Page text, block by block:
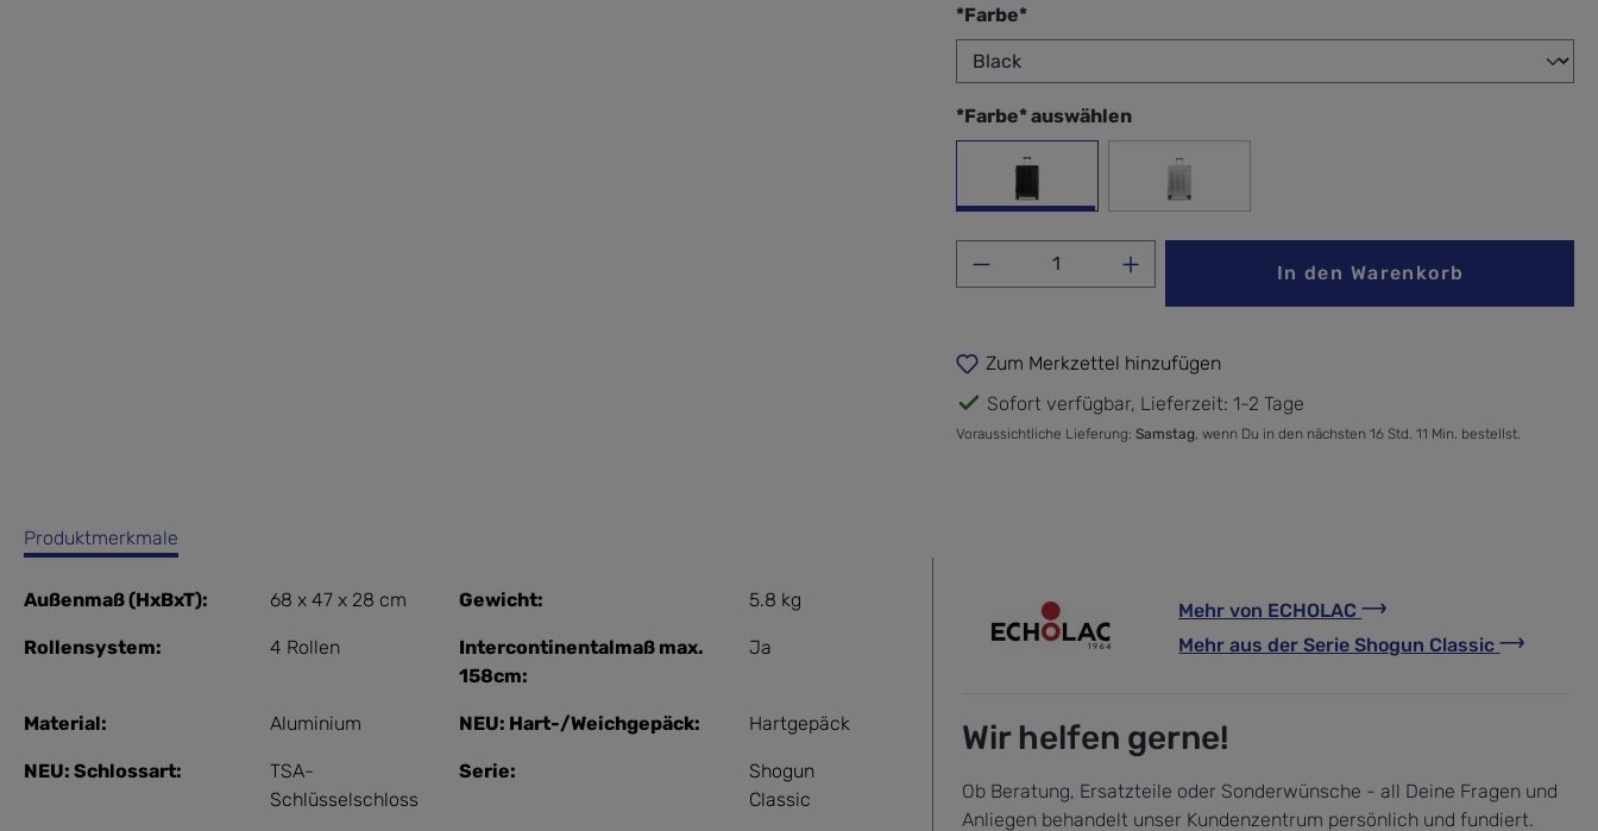
*Farbe*auswählen
*Farbe* auswählen
Produkt Anzahl: Gib den gewünschten Wert ein
In den Warenkorb
Zum Merkzettel hinzufügen
Sofort verfügbar, Lieferzeit: 1-2 Tage
Voraussichtliche Lieferung: Samstag , wenn Du in den nächsten 16 Std. 11 Min. bestellst.
Produktmerkmale
Außenmaß (HxBxT): 68 x 47 x 28 cm Gewicht: 5.8 kg
Rollensystem: 4 Rollen
Intercontinentalmaß max.
158cm:
Ja
Material: Aluminium NEU: Hart-/Weichgepäck: Hartgepäck
NEU: Schlossart:
TSA-
Schlüsselschloss
Serie:
Shogun
Classic
Mehr von ECHOLAC
Mehr aus der SerieShogun Classic
Wir helfen gerne!
Ob Beratung, Ersatzteile oder Sonderwünsche - all Deine Fragen und
Anliegen behandelt unser Kundenzentrum persönlich und fundiert.